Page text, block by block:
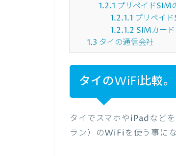
1.2.1 プリペイドSIM
1.2.1.1 プリペイ
1.2.1.2 SIMカー
1.3 タイの通信会社
タイのWiFi比較
タイでスマホやiPadなど
ラン）のWiFiを使う事にな